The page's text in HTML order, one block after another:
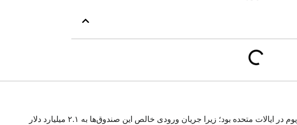
اتریوم در ایالات متحده بود؛ زیرا جریان ورودی خالص این صندوق‌ها به ۲.۱ میلیارد دلار